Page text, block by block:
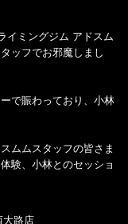
イミングジム アドスム
ッフでお邪魔しまし
で賑わっており、小林
ムムスタッフの皆さま
験、小林とのセッショ
大路店